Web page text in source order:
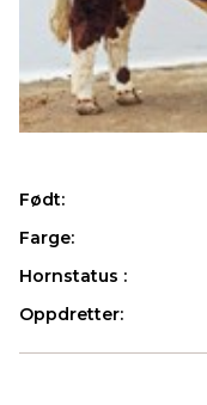
Født:
Farge:
Hornstatus :
Oppdretter: